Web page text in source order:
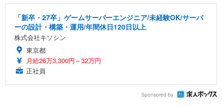
「新卒・27卒」ゲームサーバーエンジニア/未経験OK/サーバ
ーの設計・構築・運用/年間休日120日以上
株式会社キソシン
東京都
月給26万3,300円～32万円
正社員
Sponsored by